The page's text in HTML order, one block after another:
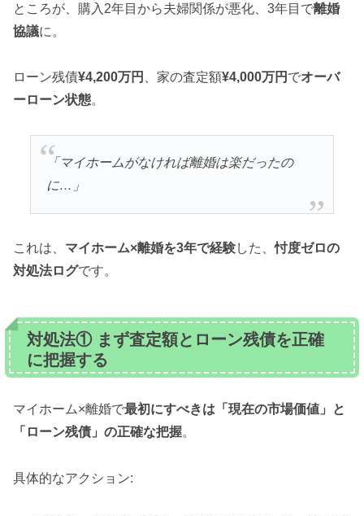
ところが、購入2年目から夫婦関係が悪化、3年目で離婚
協議に。
ローン残債¥4,200万円 、家の査定額¥4,000万円 でオーバ
ーローン状態。
「マイホームがなければ離婚は楽だったの
に…」
これは、 マイホーム×離婚を3年で経験した、忖度ゼロの
対処法ログです。
対処法① まず査定額とローン残債を正確
に把握する
マイホーム×離婚で最初にすべきは「現在の市場価値」と
「ローン残債」の正確な把握。
具体的なアクション: